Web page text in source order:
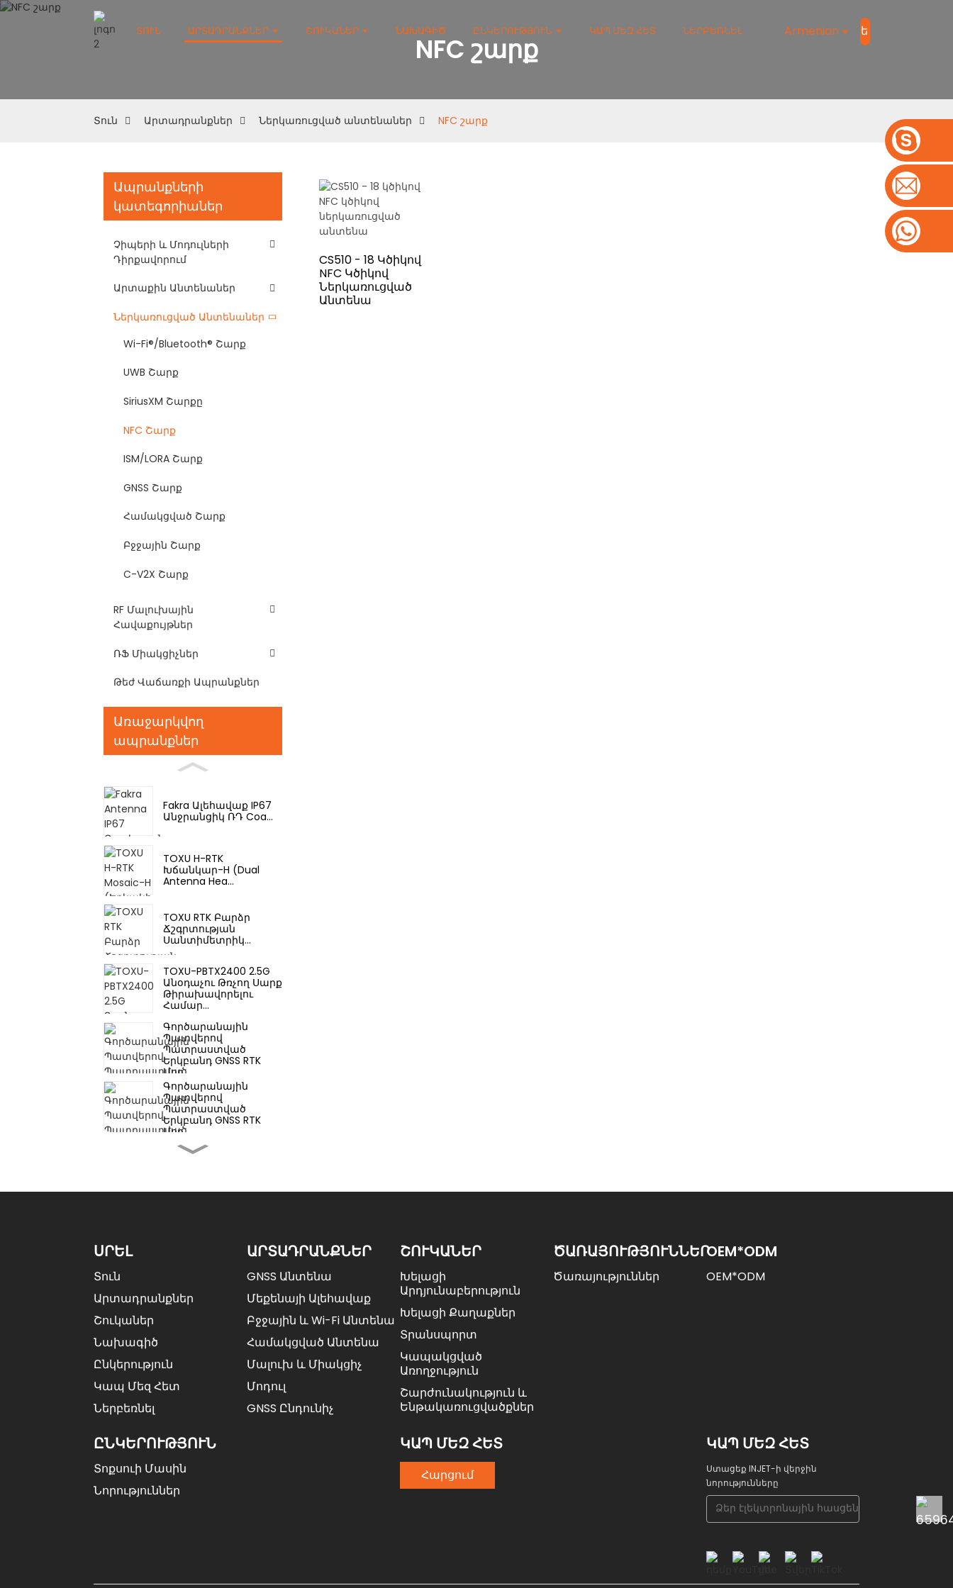
ՏՈՒՆ ԱՐՏԱԴՐԱՆՔՆԵՐ ՇՈՒԿԱՆԵՐ ՆԱԽԱԳԻԾ ԸՆԿԵՐՈՒԹՅՈՒՆ ԿԱՊ ՄԵԶ ՀԵՏ ՆԵՐԲԵՌՆԵԼ ArmenianՆերբեռնել
NFC շարք
Տուն Արտադրանքներ Ներկառուցված անտենաներ NFC շարք
Ապրանքների
կատեգորիաներ
Չիպերի ԵՒ Մոդուլների
Դիրքավորում
Արտաքին Անտենաներ
Ներկառուցված Անտենաներ
Wi-Fi®/Bluetooth® Շարք
UWB Շարք
SiriusXM Շարքը
NFC Շարք
ISM/LORA Շարք
GNSS Շարք
Համակցված Շարք
Բջջային Շարք
C-V2X Շարք
RF Մալուխային
Հավաքույթներ
ՌՖ Միակցիչներ
Թեժ Վաճառքի Ապրանքներ
Առաջարկվող
ապրանքներ
Fakra Ալեհավաք IP67
Անջրանցիկ ՌԴ Coa...
TOXU H-RTK
Խճանկար-H (Dual
Antenna Hea...
TOXU RTK Բարձր
Ճշգրտության
Սանտիմետրիկ...
TOXU-PBTX2400 2.5G
Անօդաչու Թռչող Սարք
Թիրախավորելու
Համար...
Գործարանային
Պատվերով
Պատրաստված
Երկբանդ GNSS RTK
Մոդ...
Գործարանային
Պատվերով
Պատրաստված
Երկբանդ GNSS RTK
Մոդ...
Գործարանային
Պատվերով
RT...
Գործարանային GNSS
RTK Ընդունիչ Մոդուլ
UM98...
U-Blox ZED-F9P RTK
CS510 - 18 Կծիկով
NFC Կծիկով
Ներկառուցված
Անտենա
ՍՐԵԼ
Տուն
Արտադրանքներ
Շուկաներ
Նախագիծ
Ընկերություն
Կապ Մեզ Հետ
Ներբեռնել
ԱՐՏԱԴՐԱՆՔՆԵՐ
GNSS Անտենա
Մեքենայի Ալեհավաք
Բջջային ԵՒ Wi-Fi Անտենա
Համակցված Անտենա
Մալուխ ԵՒ Միակցիչ
Մոդուլ
GNSS Ընդունիչ
ՇՈՒԿԱՆԵՐ
Խելացի
Արդյունաբերություն
Խելացի Քաղաքներ
Տրանսպորտ
Կապակցված
Առողջություն
Շարժունակություն ԵՒ
Ենթակառուցվածքներ
ԾԱՌԱՅՈՒԹՅՈՒՆՆԵՐ
Ծառայություններ
OEM*ODM
OEM*ODM
ԸՆԿԵՐՈՒԹՅՈՒՆ
Տոքսուի Մասին
Նորություններ
ԿԱՊ ՄԵԶ ՀԵՏ
Հարցում
ԿԱՊ ՄԵԶ ՀԵՏ
Ստացեք INJET-ի վերջին
նորությունները